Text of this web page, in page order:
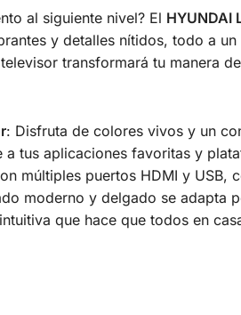
al siguiente nivel? El HYUNDAI
y detalles nítidos, todo a
transformará tu manera
: Disfruta de colores vivos y un
a tus aplicaciones favoritas y
múltiples puertos HDMI y USB,
moderno y delgado se adapta
que hace que todos en